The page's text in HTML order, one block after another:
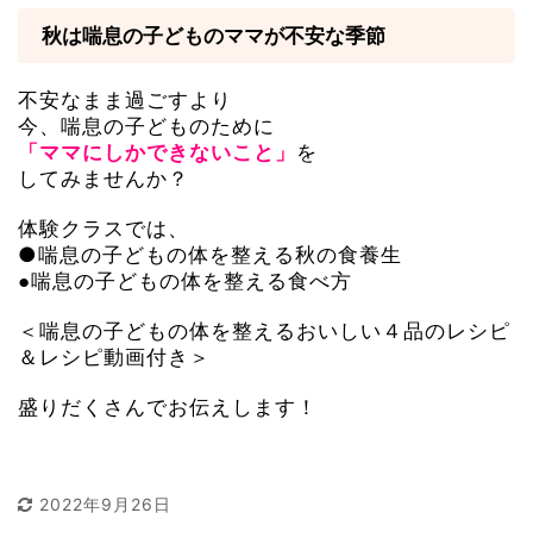
秋は喘息の子どものママが不安な季節
不安なまま過ごすより
今、喘息の子どものために
「ママにしかできないこと」 を
してみませんか？
体験クラスでは、
●喘息の子どもの体を整える秋の食養生
●喘息の子どもの体を整える食べ方
＜喘息の子どもの体を整えるおいしい４品のレシピ
＆レシピ動画付き＞
盛りだくさんでお伝えします！
2022年9月26日